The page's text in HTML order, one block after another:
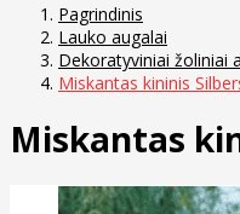
Pagrindinis
Lauko augalai
Dekoratyviniai žoliniai
Miskantas kininis
Miskantas